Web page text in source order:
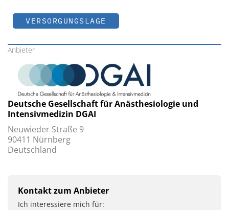
VERSORGUNGSLAGE
Anbieter
Deutsche Gesellschaft für Anästhesiologie und
Intensivmedizin DGAI
Neuwieder Straße 9
90411 Nürnberg
Deutschland
Kontakt zum Anbieter
Ich interessiere mich für: